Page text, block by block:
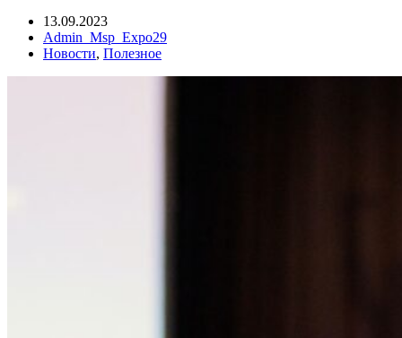
13.09.2023
Admin_Msp_Expo29
Новости, Полезное